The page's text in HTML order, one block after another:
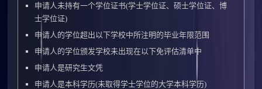
申请人未持有一个学位证书(学士学位证、硕士学位证、博
士学位证)
申请人的学位超出以下学校中所注明的毕业年限范围
申请人的学位颁发学校未出现在以下免评估清单中
申请人是研究生文凭
申请人是本科学历(未取得学士学位的大学本科学历)